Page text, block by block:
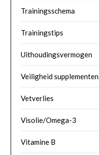
Trainingsschema
Trainingstips
Uithoudingsvermogen
Veiligheid supplementen
Vetverlies
Visolie/Omega-3
Vitamine B